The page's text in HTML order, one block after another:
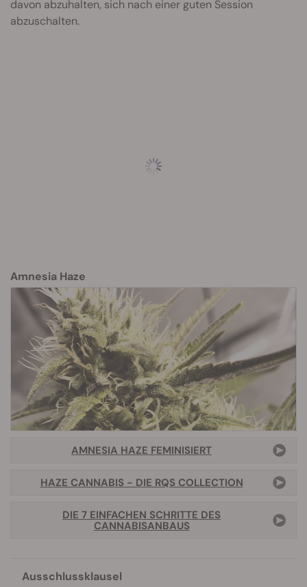
davon abzuhalten, sich nach einer guten Session
abzuschalten.
Amnesia Haze
AMNESIA HAZE FEMINISIERT
HAZE CANNABIS - DIE RQS COLLECTION
DIE 7 EINFACHEN SCHRITTE DES
CANNABISANBAUS
Ausschlussklausel